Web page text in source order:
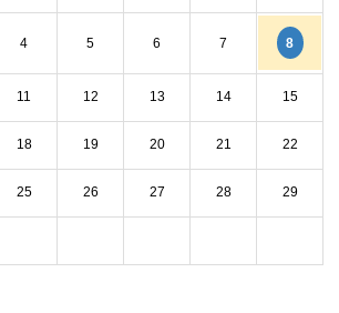
4 5 6 7 8
11 12 13 14 15
18 19 20 21 22
25 26 27 28 29